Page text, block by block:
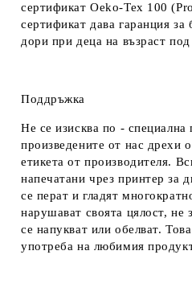
сертификат Oeko-Tex 100
сертификат дава гаранция за
дори при деца на възраст
Поддръжка
Не се изисква по - специална
произведените от нас дрехи
етикета от производителя.
напечатани чрез принтер за
се перат и гладят
нарушават своята цялост, не
се напукват или обелват.
употреба на любимия